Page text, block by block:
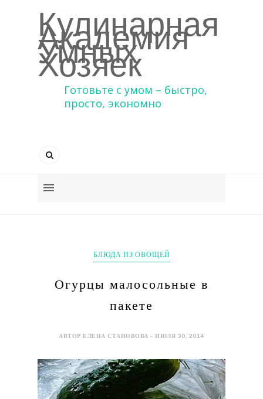
Кулинарная
Академия
Умных
Хозяек
Готовьте с умом – быстро,
просто, экономно
БЛЮДА ИЗ ОВОЩЕЙ
Огурцы малосольные в
пакете
АВТОР ЕЛЕНА СТАНОВОВА - ИЮЛЯ 30, 2014